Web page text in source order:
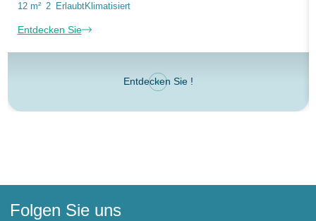
12 m² 2 ErlaubtKlimatisiert
Entdecken Sie
Entdecken Sie !
Folgen Sie uns